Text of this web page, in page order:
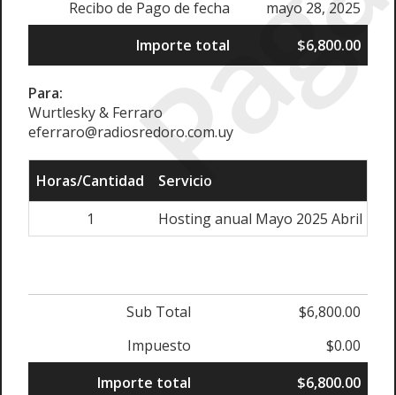
Recibo de Pago de fecha
mayo 28, 2025
Importe total
$6,800.00
Para:
Wurtlesky & Ferraro
eferraro@radiosredoro.com.uy
Horas/Cantidad
Servicio
1
Hosting anual Mayo 2025 Abril
Sub Total
$6,800.00
Impuesto
$0.00
Importe total
$6,800.00